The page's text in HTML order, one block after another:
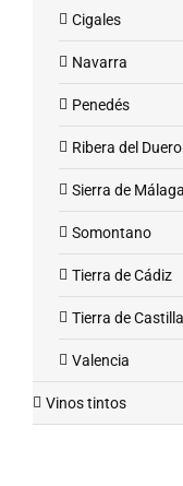
Cigales
Navarra
Penedés
Ribera del Duero
Sierra de Málaga
Somontano
Tierra de Cádiz
Tierra de
Valencia
Vinos tintos